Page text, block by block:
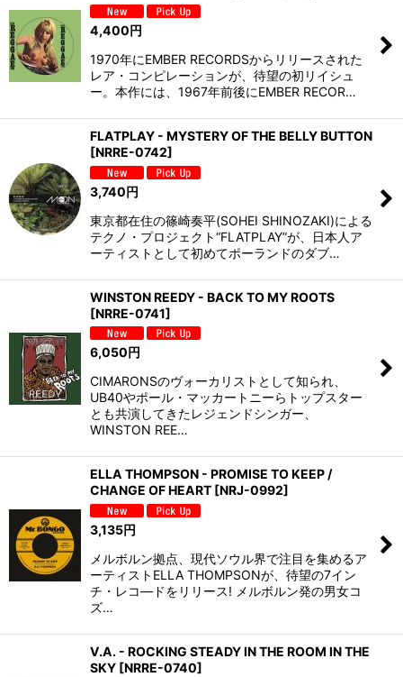
4,400円
1970年にEMBER RECORDSからリリースされた
レア・コンピレーションが、待望の初リイシュ
ー。本作には、1967年前後にEMBER RECOR…
FLATPLAY - MYSTERY OF THE BELLY BUTTON
[NRRE-0742]
3,740円
東京都在住の篠崎奏平(SOHEI SHINOZAKI)による
テクノ・プロジェクト“FLATPLAY”が、日本人ア
ーティストとして初めてポーランドのダブ…
WINSTON REEDY - BACK TO MY ROOTS
[NRRE-0741]
6,050円
CIMARONSのヴォーカリストとして知られ、
UB40やポール・マッカートニーらトップスター
とも共演してきたレジェンドシンガー、
WINSTON REE…
ELLA THOMPSON - PROMISE TO KEEP /
CHANGE OF HEART [NRJ-0992]
3,135円
メルボルン拠点、現代ソウル界で注目を集めるア
ーティストELLA THOMPSONが、待望の7イン
チ・レコ―ドをリリース! メルボルン発の男女コ
ズ…
V.A. - ROCKING STEADY IN THE ROOM IN THE
SKY [NRRE-0740]